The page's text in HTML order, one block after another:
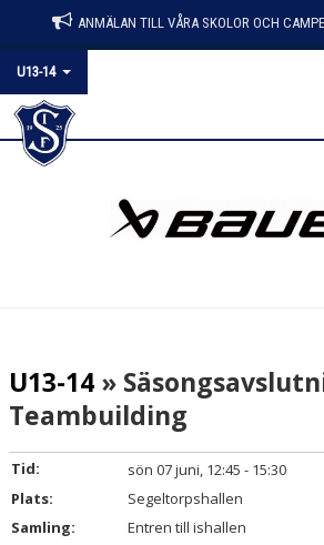
ANMÄLAN TILL VÅRA SKOLOR OCH
U13-14
HEM
DOKUMENT
BILDGALLERI
KONTAKT
U13-14 »
Teambuilding
Tid:
sön 07 juni, 12:45 - 15:30
Plats:
Segeltorpshallen
Samling:
Entren till ishallen